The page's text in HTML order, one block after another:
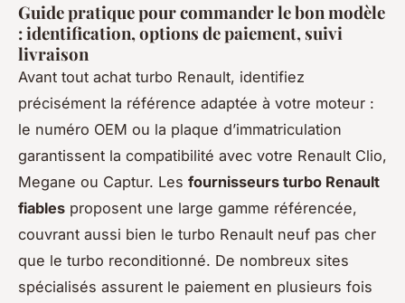
Guide pratique pour commander le bon modèle
: identification, options de paiement, suivi
livraison
Avant tout achat turbo Renault, identifiez
précisément la référence adaptée à votre moteur :
le numéro OEM ou la plaque d’immatriculation
garantissent la compatibilité avec votre Renault Clio,
Megane ou Captur. Les fournisseurs turbo Renault
fiables proposent une large gamme référencée,
couvrant aussi bien le turbo Renault neuf pas cher
que le turbo reconditionné. De nombreux sites
spécialisés assurent le paiement en plusieurs fois